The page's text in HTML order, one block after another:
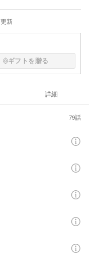
更新
ギフトを贈る
詳細
79話